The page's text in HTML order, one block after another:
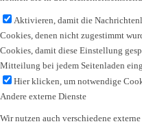
Aktivieren, damit die
Cookies, denen nicht zugestimmt
Cookies, damit diese Einstellung
Mitteilung bei jedem Seitenladen
Hier klicken, um notwendige
Andere externe Dienste
Wir nutzen auch verschiedene